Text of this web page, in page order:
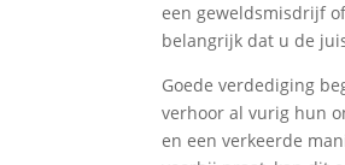
een geweldsmisdrijf
belangrijk dat u de
Goede verdediging
verhoor al vurig hun
en een verkeerde